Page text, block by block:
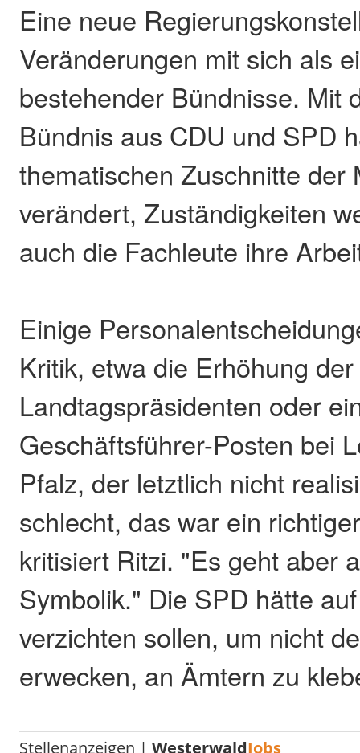
Eine neue
Veränderungen mit sich als
bestehender Bündnisse. Mit
Bündnis aus CDU und SPD
thematischen Zuschnitte der
verändert, Zuständigkeiten
auch die Fachleute ihre
Einige
Kritik, etwa die Erhöhung
Landtagspräsidenten oder
Geschäftsführer-Posten bei
Pfalz, der letztlich nicht
schlecht, das war ein
kritisiert Ritzi. "Es geht aber
Symbolik." Die SPD hätte
verzichten sollen, um nicht
erwecken, an Ämtern zu
Stellenanzeigen |WesterwaldJobs